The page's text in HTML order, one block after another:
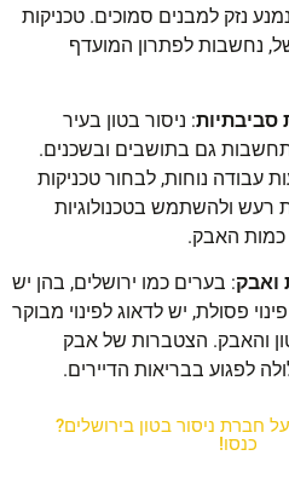
נזק למבנים סמוכים. טכניקות
נחשבות לפתרון המועדף
סביבתיות: ניסור בטון בעיר
גם בתושבים ובשכנים.
עבודה נוחות, לבחור טכניקות
רעש ולהשתמש בטכנולוגיות
האבק.
ואבק: בערים כמו ירושלים, בהן יש
פסולת, יש לדאוג לפינוי מבוקר
והאבק. הצטברות של אבק
לפגוע בבריאות הדיירים.
חברת ניסור בטון בירושלים?
כנסו!